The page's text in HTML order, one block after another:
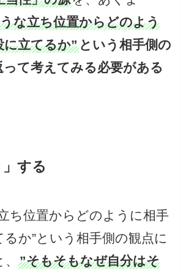
な立ち位置からどのよう
に立てるか” という相手側の
って考えてみる必要がある
する
ち位置からどのように相手
か”という相手側の観点に
、”そもそもなぜ自分はそ